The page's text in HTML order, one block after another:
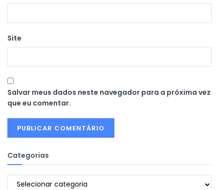
Site
Salvar meus dados neste navegador para a próxima vez
que eu comentar.
Categorias
Categorias